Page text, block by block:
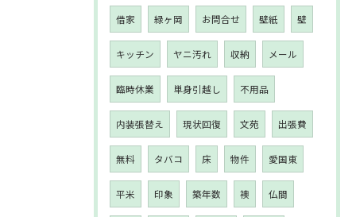
借家 緑ヶ岡 お問合せ 壁紙 壁
キッチン ヤニ汚れ 収納 メール
臨時休業 単身引越し 不用品
内装張替え 現状回復 文苑 出張費
無料 タバコ 床 物件 愛国東
平米 印象 築年数 襖 仏間